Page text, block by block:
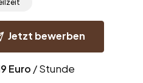
Jetzt bewerben
Euro / Stunde